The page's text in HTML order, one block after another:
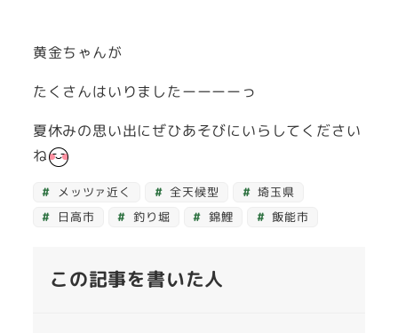
黄金ちゃんが
たくさんはいりましたーーーーっ
夏休みの思い出にぜひあそびにいらしてください
ね
メッツァ近く 全天候型
埼玉県
日高市
釣り堀 錦鯉 飯能市
この記事を書いた人